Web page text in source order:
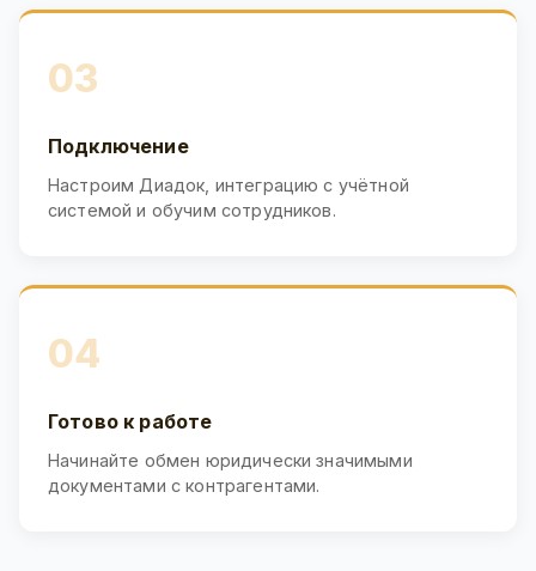
03
Подключение
Настроим Диадок, интеграцию с учётной
системой и обучим сотрудников.
04
Готово к работе
Начинайте обмен юридически значимыми
документами с контрагентами.